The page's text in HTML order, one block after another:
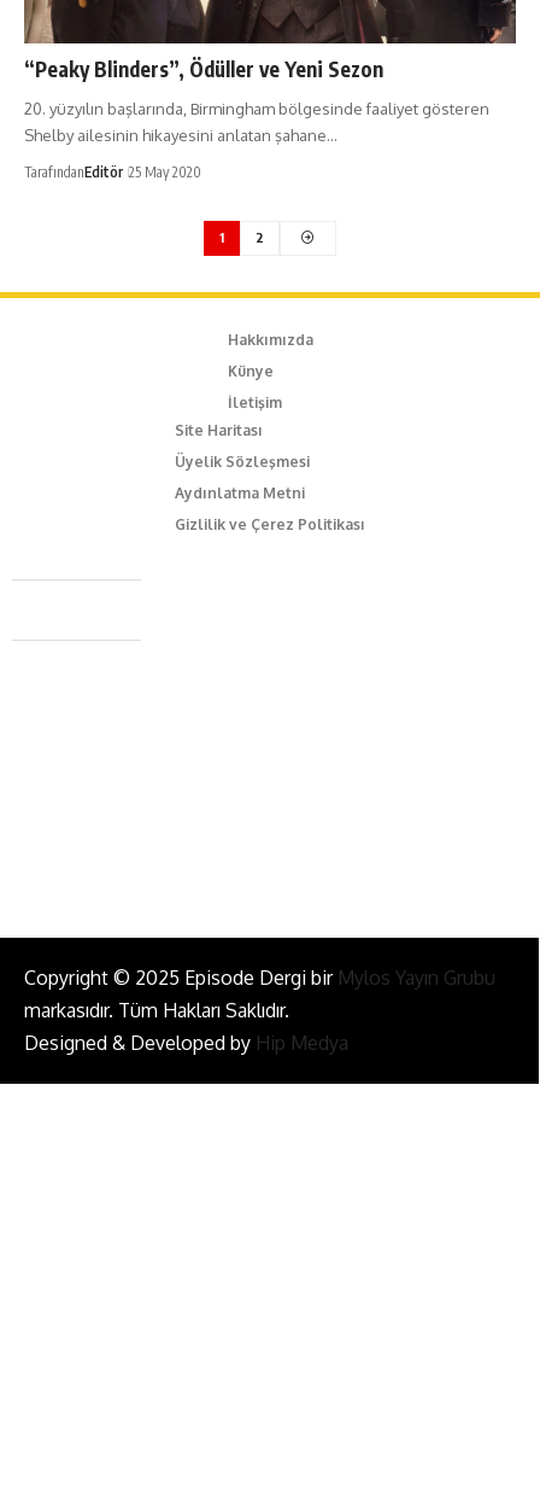
“Peaky Blinders”, Ödüller ve Yeni Sezon
20. yüzyılın başlarında, Birmingham bölgesinde faaliyet gösteren
Shelby ailesinin hikayesini anlatan şahane…
TarafındanEditör 25 May 2020
1 2
Hakkımızda
Künye
İletişim
Site Haritası
Üyelik Sözleşmesi
Aydınlatma Metni
Gizlilik ve Çerez Politikası
Caferağa Mah. Dr. Şakir Paşa Sok. No3/A Kadıköy İstanbul
+90 543 345 46 00
Copyright © 2025 Episode Dergi bir Mylos Yayın Grubu
markasıdır. Tüm Hakları Saklıdır.
Designed & Developed by Hip Medya